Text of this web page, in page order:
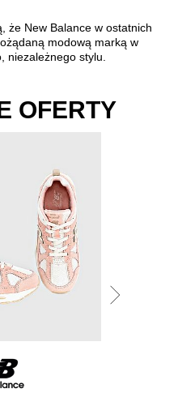
że New Balance w ostatnich
modową marką w
niezależnego stylu.
OFERTY